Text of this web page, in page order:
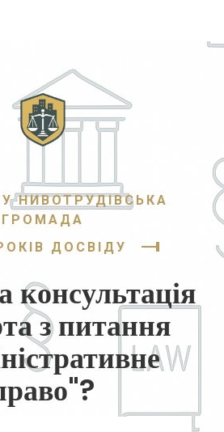
НИВОТРУДІВСЬКА
ГРОМАДА
ДОСВІДУ
консультація
з питання